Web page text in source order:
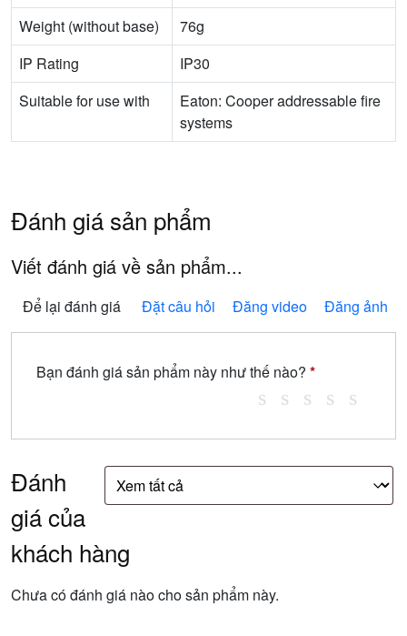
Weight (without base)
76g
IP Rating
IP30
Suitable for use with
Eaton: Cooper addressable fire
systems
Đánh giá sản phẩm
Viết đánh giá về sản phẩm...
Để lại đánh giá Đặt câu hỏi Đăng video Đăng ảnh
Bạn đánh giá sản phẩm này như thế nào? *
Đánh
giá của
khách hàng
Chưa có đánh giá nào cho sản phẩm này.